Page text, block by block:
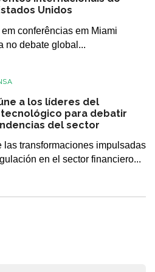
Unidos
conferências em Miami
no debate global...
a los líderes del
para debatir
del sector
las transformaciones impulsadas
en el sector financiero...